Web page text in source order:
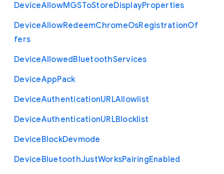
DeviceAllowMGSToStoreDisplayProperties
DeviceAllowRedeemChromeOsRegistrationOf
fers
DeviceAllowedBluetoothServices
DeviceAppPack
DeviceAuthenticationURLAllowlist
DeviceAuthenticationURLBlocklist
DeviceBlockDevmode
DeviceBluetoothJustWorksPairingEnabled